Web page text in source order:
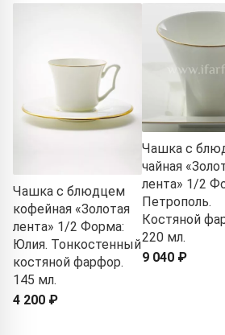
Чашка с блюдцем
кофейная «Золотая
лента» 1/2 Форма:
Юлия. Тонкостенный
костяной фарфор.
145 мл.
4 200 ₽
Чашка с
чайная
лента» 1/2
Петрополь.
Костяной
220 мл.
9 040 ₽